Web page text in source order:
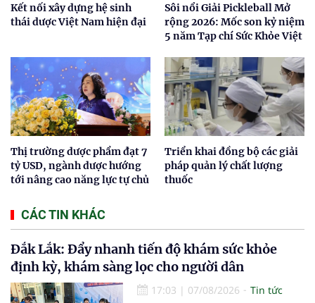
Kết nối xây dựng hệ sinh
thái dược Việt Nam hiện đại
Sôi nổi Giải Pickleball Mở
rộng 2026: Mốc son kỷ niệm
5 năm Tạp chí Sức Khỏe Việt
Thị trường dược phẩm đạt 7
tỷ USD, ngành dược hướng
tới nâng cao năng lực tự chủ
Triển khai đồng bộ các giải
pháp quản lý chất lượng
thuốc
CÁC TIN KHÁC
Đắk Lắk: Đẩy nhanh tiến độ khám sức khỏe
định kỳ, khám sàng lọc cho người dân
17:03 | 07/08/2026
Tin tức